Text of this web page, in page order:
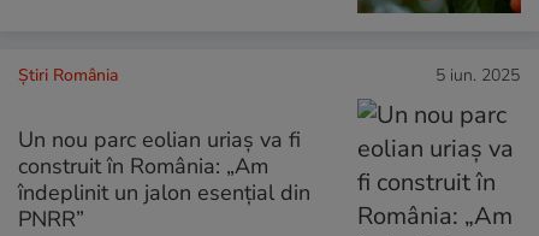
Știri România 5 iun. 2025
Un nou parc eolian uriaș va fi
construit în România: „Am
îndeplinit un jalon esențial din
PNRR”